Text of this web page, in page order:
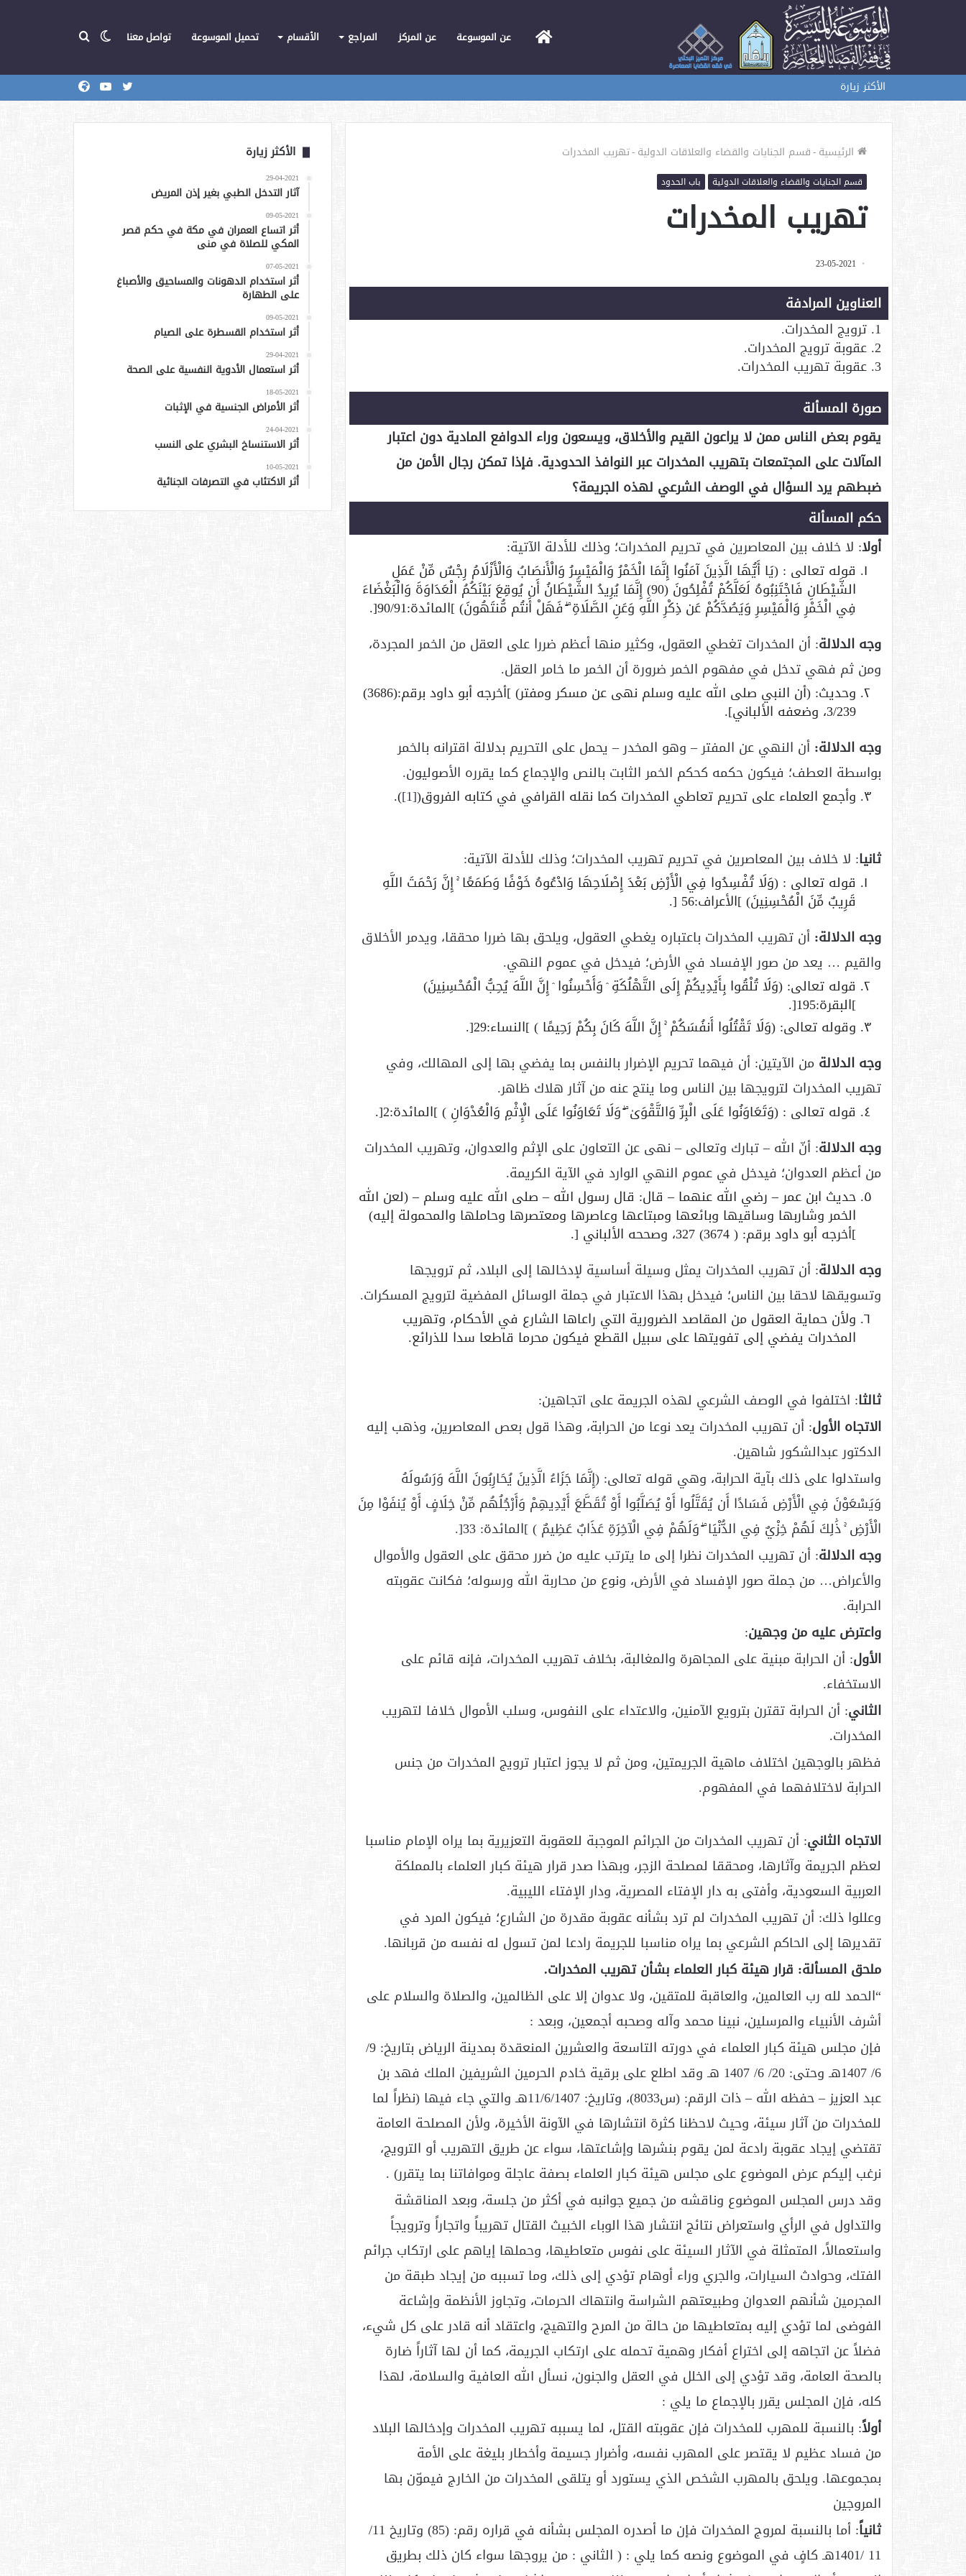
الرئيسيةعن الموسوعة عن المركز المراجع الأقسام تحميل الموسوعة تواصل معنا الوضع
الأكثر زيارة يوتيوب تويتر
الرئيسية-قسم الجنايات والقضاء والعلاقات الدولية-تهريب المخدرات
قسم الجنايات والقضاء والعلاقات الدولية باب الحدود
تهريب المخدرات
23-05-2021
العناوين المرادفة
1. ترويج المخدرات.
2. عقوبة ترويج المخدرات.
3. عقوبة تهريب المخدرات.
صورة المسألة
يقوم بعض الناس ممن لا يراعون القيم والأخلاق، ويسعون وراء الدوافع المادية دون اعتبار
المآلات على المجتمعات بتهريب المخدرات عبر النوافذ الحدودية. فإذا تمكن رجال الأمن من
ضبطهم يرد السؤال في الوصف الشرعي لهذه الجريمة؟
حكم المسألة
أولا: لا خلاف بين المعاصرين في تحريم المخدرات؛ وذلك للأدلة الآتية:
قوله تعالى : (يَا أَيُّهَا الَّذِينَ آمَنُوا إِنَّمَا الْخَمْرُ وَالْمَيْسِرُ وَالْأَنصَابُ وَالْأَزْلَامُ رِجْسٌ مِّنْ عَمَلِ
الشَّيْطَانِ فَاجْتَنِبُوهُ لَعَلَّكُمْ تُفْلِحُونَ (90) إِنَّمَا يُرِيدُ الشَّيْطَانُ أَن يُوقِعَ بَيْنَكُمُ الْعَدَاوَةَ وَالْبَغْضَاءَ
فِي الْخَمْرِ وَالْمَيْسِرِ وَيَصُدَّكُمْ عَن ذِكْرِ اللَّهِ وَعَنِ الصَّلَاةِ ۖ فَهَلْ أَنتُم مُّنتَهُونَ) ]المائدة:90/91[.
وجه الدلالة: أن المخدرات تغطي العقول، وكثير منها أعظم ضررا على العقل من الخمر المجردة،
ومن ثم فهي تدخل في مفهوم الخمر ضرورة أن الخمر ما خامر العقل.
وحديث: (أن النبي صلى الله عليه وسلم نهى عن مسكر ومفتر) ]أخرجه أبو داود برقم:(3686)
3/239، وضعفه الألباني].
وجه الدلالة: أن النهي عن المفتر – وهو المخدر – يحمل على التحريم بدلالة اقترانه بالخمر
بواسطة العطف؛ فيكون حكمه كحكم الخمر الثابت بالنص والإجماع كما يقرره الأصوليون.
وأجمع العلماء على تحريم تعاطي المخدرات كما نقله القرافي في كتابه الفروق([1]
).
ثانيا: لا خلاف بين المعاصرين في تحريم تهريب المخدرات؛ وذلك للأدلة الآتية:
قوله تعالى : (وَلَا تُفْسِدُوا فِي الْأَرْضِ بَعْدَ إِصْلَاحِهَا وَادْعُوهُ خَوْفًا وَطَمَعًا ۚ إِنَّ رَحْمَتَ اللَّهِ
قَرِيبٌ مِّنَ الْمُحْسِنِينَ) ]الأعراف:56 [.
وجه الدلالة: أن تهريب المخدرات باعتباره يغطي العقول، ويلحق بها ضررا محققا، ويدمر الأخلاق
والقيم … يعد من صور الإفساد في الأرض؛ فيدخل في عموم النهي.
قوله تعالى: (وَلَا تُلْقُوا بِأَيْدِيكُمْ إِلَى التَّهْلُكَةِ ۛ وَأَحْسِنُوا ۛ إِنَّ اللَّهَ يُحِبُّ الْمُحْسِنِينَ)
]البقرة:195[.
وقوله تعالى: (وَلَا تَقْتُلُوا أَنفُسَكُمْ ۚ إِنَّ اللَّهَ كَانَ بِكُمْ رَحِيمًا ) ]النساء:29[.
وجه الدلالة من الآيتين: أن فيهما تحريم الإضرار بالنفس بما يفضي بها إلى المهالك، وفي
تهريب المخدرات لترويجها بين الناس وما ينتج عنه من آثار هلاك ظاهر.
قوله تعالى : (وَتَعَاوَنُوا عَلَى الْبِرِّ وَالتَّقْوَىٰ ۖ وَلَا تَعَاوَنُوا عَلَى الْإِثْمِ وَالْعُدْوَانِ ) ]المائدة:2[.
وجه الدلالة: أنّ الله – تبارك وتعالى – نهى عن التعاون على الإثم والعدوان، وتهريب المخدرات
من أعظم العدوان؛ فيدخل في عموم النهي الوارد في الآية الكريمة.
حديث ابن عمر – رضي الله عنهما – قال: قال رسول الله – صلى الله عليه وسلم – (لعن الله
الخمر وشاربها وساقيها وبائعها ومبتاعها وعاصرها ومعتصرها وحاملها والمحمولة إليه)
]أخرجه أبو داود برقم: ( 3674) 327، وصححه الألباني [.
وجه الدلالة: أن تهريب المخدرات يمثل وسيلة أساسية لإدخالها إلى البلاد، ثم ترويجها
وتسويقها لاحقا بين الناس؛ فيدخل بهذا الاعتبار في جملة الوسائل المفضية لترويج المسكرات.
ولأن حماية العقول من المقاصد الضرورية التي راعاها الشارع في الأحكام، وتهريب
المخدرات يفضي إلى تفويتها على سبيل القطع فيكون محرما قاطعا سدا للذرائع.
ثالثا: اختلفوا في الوصف الشرعي لهذه الجريمة على اتجاهين:
الاتجاه الأول: أن تهريب المخدرات يعد نوعا من الحرابة، وهذا قول بعص المعاصرين، وذهب إليه
الدكتور عبدالشكور شاهين.
واستدلوا على ذلك بآية الحرابة، وهي قوله تعالى: (إِنَّمَا جَزَاءُ الَّذِينَ يُحَارِبُونَ اللَّهَ وَرَسُولَهُ
وَيَسْعَوْنَ فِي الْأَرْضِ فَسَادًا أَن يُقَتَّلُوا أَوْ يُصَلَّبُوا أَوْ تُقَطَّعَ أَيْدِيهِمْ وَأَرْجُلُهُم مِّنْ خِلَافٍ أَوْ يُنفَوْا مِنَ
الْأَرْضِ ۚ ذَٰلِكَ لَهُمْ خِزْيٌ فِي الدُّنْيَا ۖ وَلَهُمْ فِي الْآخِرَةِ عَذَابٌ عَظِيمٌ ) ]المائدة: 33[.
وجه الدلالة: أن تهريب المخدرات نظرا إلى ما يترتب عليه من ضرر محقق على العقول والأموال
والأعراض… من جملة صور الإفساد في الأرض، ونوع من محاربة الله ورسوله؛ فكانت عقوبته
الحرابة.
واعترض عليه من وجهين:
الأول: أن الحرابة مبنية على المجاهرة والمغالبة، بخلاف تهريب المخدرات، فإنه قائم على
الاستخفاء.
الثاني: أن الحرابة تقترن بترويع الآمنين، والاعتداء على النفوس، وسلب الأموال خلافا لتهريب
المخدرات.
فظهر بالوجهين اختلاف ماهية الجريمتين، ومن ثم لا يجوز اعتبار ترويج المخدرات من جنس
الحرابة لاختلافهما في المفهوم.
الاتجاه الثاني: أن تهريب المخدرات من الجرائم الموجبة للعقوبة التعزيرية بما يراه الإمام مناسبا
لعظم الجريمة وآثارها، ومحققا لمصلحة الزجر، وبهذا صدر قرار هيئة كبار العلماء بالمملكة
العربية السعودية، وأفتى به دار الإفتاء المصرية، ودار الإفتاء الليبية.
وعللوا ذلك: أن تهريب المخدرات لم ترد بشأنه عقوبة مقدرة من الشارع؛ فيكون المرد في
تقديرها إلى الحاكم الشرعي بما يراه مناسبا للجريمة رادعا لمن تسول له نفسه من قربانها.
ملحق المسألة: قرار هيئة كبار العلماء بشأن تهريب المخدرات.
“الحمد لله رب العالمين، والعاقبة للمتقين، ولا عدوان إلا على الظالمين، والصلاة والسلام على
أشرف الأنبياء والمرسلين، نبينا محمد وآله وصحبه أجمعين، وبعد :
فإن مجلس هيئة كبار العلماء في دورته التاسعة والعشرين المنعقدة بمدينة الرياض بتاريخ: 9/
6/ 1407هـ وحتى: 20/ 6/ 1407 هـ وقد اطلع على برقية خادم الحرمين الشريفين الملك فهد بن
عبد العزيز – حفظه الله – ذات الرقم: (س8033)، وتاريخ: 11/6/1407هـ والتي جاء فيها (نظراً لما
للمخدرات من آثار سيئة، وحيث لاحظنا كثرة انتشارها في الآونة الأخيرة، ولأن المصلحة العامة
تقتضي إيجاد عقوبة رادعة لمن يقوم بنشرها وإشاعتها، سواء عن طريق التهريب أو الترويج،
نرغب إليكم عرض الموضوع على مجلس هيئة كبار العلماء بصفة عاجلة وموافاتنا بما يتقرر) .
وقد درس المجلس الموضوع وناقشه من جميع جوانبه في أكثر من جلسة، وبعد المناقشة
والتداول في الرأي واستعراض نتائج انتشار هذا الوباء الخبيث القتال تهريباً واتجاراً وترويجاً
واستعمالاً، المتمثلة في الآثار السيئة على نفوس متعاطيها، وحملها إياهم على ارتكاب جرائم
الفتك، وحوادث السيارات، والجري وراء أوهام تؤدي إلى ذلك، وما تسببه من إيجاد طبقة من
المجرمين شأنهم العدوان وطبيعتهم الشراسة وانتهاك الحرمات، وتجاوز الأنظمة وإشاعة
الفوضى لما تؤدي إليه بمتعاطيها من حالة من المرح والتهيج، واعتقاد أنه قادر على كل شيء،
فضلاً عن اتجاهه إلى اختراع أفكار وهمية تحمله على ارتكاب الجريمة، كما أن لها آثاراً ضارة
بالصحة العامة، وقد تؤدي إلى الخلل في العقل والجنون، نسأل الله العافية والسلامة، لهذا
كله، فإن المجلس يقرر بالإجماع ما يلي :
أولاً: بالنسبة للمهرب للمخدرات فإن عقوبته القتل، لما يسببه تهريب المخدرات وإدخالها البلاد
من فساد عظيم لا يقتصر على المهرب نفسه، وأضرار جسيمة وأخطار بليغة على الأمة
بمجموعها. ويلحق بالمهرب الشخص الذي يستورد أو يتلقى المخدرات من الخارج فيموّن بها
المروجين
ثانياً
: أما بالنسبة لمروج المخدرات فإن ما أصدره المجلس بشأنه في قراره رقم: (85) وتاريخ 11/
11 /1401هـ كافٍ في الموضوع ونصه كما يلي : ( الثاني : من يروجها سواء كان ذلك بطريق
الأكثر زيارة
29-04-2021
آثار التدخل الطبي بغير إذن المريض
09-05-2021
أثر اتساع العمران في مكة في حكم قصر
المكي للصلاة في منى
07-05-2021
أثر استخدام الدهونات والمساحيق والأصباغ
على الطهارة
09-05-2021
أثر استخدام القسطرة على الصيام
29-04-2021
أثر استعمال الأدوية النفسية على الصحة
18-05-2021
أثر الأمراض الجنسية في الإثبات
24-04-2021
أثر الاستنساخ البشري على النسب
10-05-2021
أثر الاكتئاب في التصرفات الجنائية